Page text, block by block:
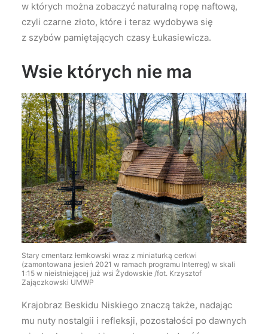
w których można zobaczyć naturalną ropę naftową,
czyli czarne złoto, które i teraz wydobywa się
z szybów pamiętających czasy Łukasiewicza.
Wsie których nie ma
Stary cmentarz łemkowski wraz z miniaturką cerkwi
(zamontowana jesień 2021 w ramach programu Interreg) w skali
1:15 w nieistniejącej już wsi Żydowskie /fot. Krzysztof
Zajączkowski UMWP
Krajobraz Beskidu Niskiego znaczą także, nadając
mu nuty nostalgii i refleksji, pozostałości po dawnych